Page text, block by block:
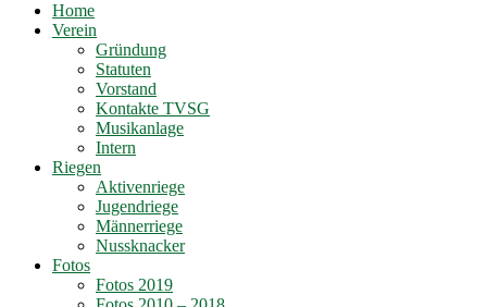
Home
Verein
Gründung
Statuten
Vorstand
Kontakte TVSG
Musikanlage
Intern
Riegen
Aktivenriege
Jugendriege
Männerriege
Nussknacker
Fotos
Fotos 2019